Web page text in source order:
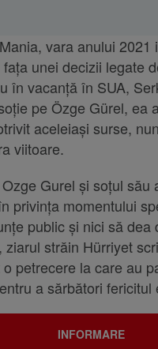
vara anului 2021
unei decizii legate
în vacanță în SUA,
pe Özge Gürel, ea
aceleiași surse,
viitoare.
Gurel și soțul său
privința momentului
public și nici să dea
ziarul străin Hürriyet
petrecere la care au
a sărbători fericitul
INFORMARE